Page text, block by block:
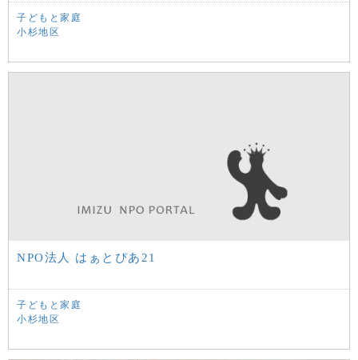
子どもと家庭
小杉地区
NPO法人 はぁとぴあ21
子どもと家庭
小杉地区